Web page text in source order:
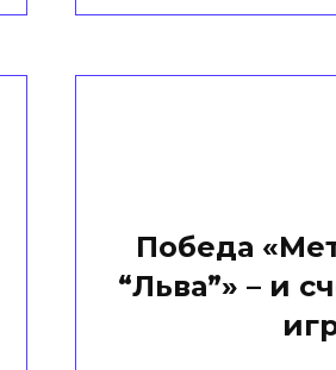
Победа
“Льва”» – и